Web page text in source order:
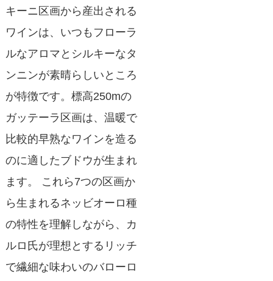
キーニ区画から産出される
ワインは、いつもフローラ
ルなアロマとシルキーなタ
ンニンが素晴らしいところ
が特徴です。標高250mの
ガッテーラ区画は、温暖で
比較的早熟なワインを造る
のに適したブドウが生まれ
ます。 これら7つの区画か
ら生まれるネッビオーロ種
の特性を理解しながら、カ
ルロ氏が理想とするリッチ
で繊細な味わいのバローロ